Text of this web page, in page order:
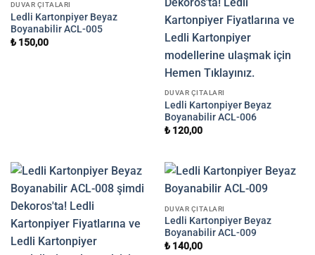
DUVAR ÇITALARI
Ledli Kartonpiyer Beyaz
Boyanabilir ACL-005
₺150,00
DUVAR ÇITALARI
Ledli Kartonpiyer Beyaz
Boyanabilir ACL-006
₺120,00
DUVAR ÇITALARI
Ledli Kartonpiyer Beyaz
Boyanabilir ACL-009
₺140,00